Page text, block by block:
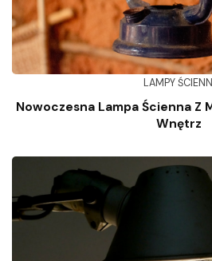
LAMPY
Nowoczesna Lampa Ścienna Z
Wnętrz